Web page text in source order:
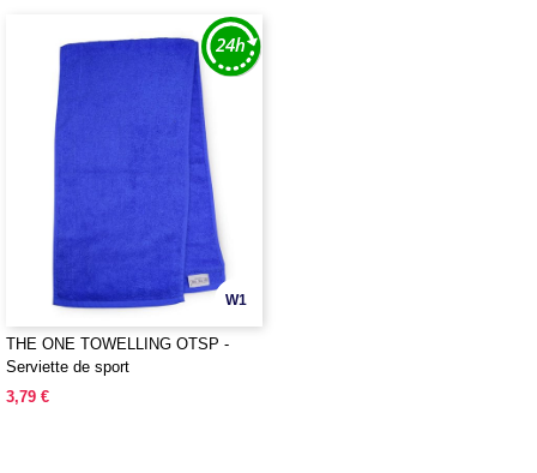
W1
THE ONE TOWELLING OTSP -
Serviette de sport
3,79 €